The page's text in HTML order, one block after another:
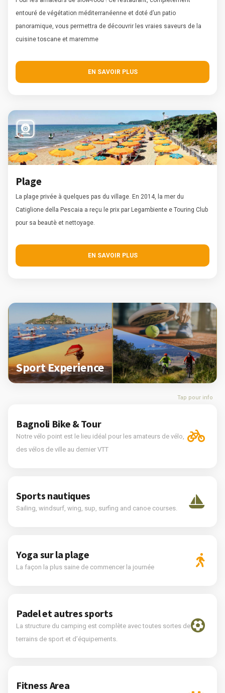
entouré de végétation méditerranéenne et doté d’un patio
panoramique, vous permettra de découvrir les vraies saveurs de la
cuisine toscane et maremme
EN SAVOIR PLUS
Plage
La plage privée à quelques pas du village. En 2014, la mer du
Catiglione della Pescaia a reçu le prix par Legambiente e Touring Club
pour sa beautè et nettoyage.
EN SAVOIR PLUS
Sport Experience
Tap pour info
Bagnoli Bike & Tour
Notre vélo point est le lieu idéal pour les amateurs de vélo,
des vélos de ville au dernier VTT
Sports nautiques
Sailing, windsurf, wing, sup, surfing and canoe courses.
Yoga sur la plage
La façon la plus saine de commencer la journée
Padel et autres sports
La structure du camping est complète avec toutes sortes de
terrains de sport et d’équipements.
Fitness Area